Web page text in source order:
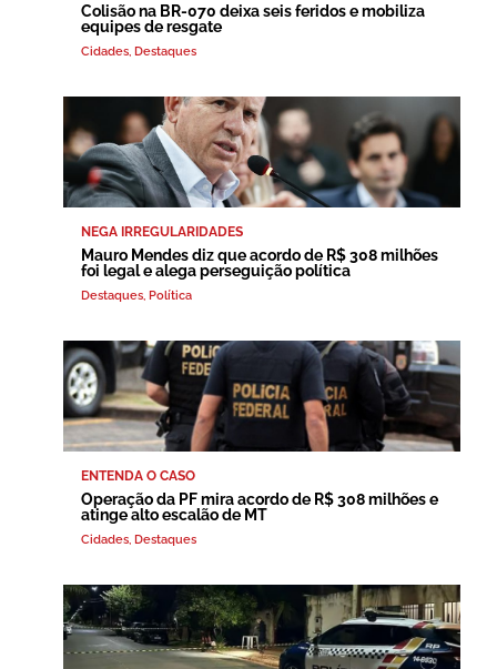
Colisão na BR-070 deixa seis feridos e mobiliza
equipes de resgate
Cidades Destaques
NEGA IRREGULARIDADES
Mauro Mendes diz que acordo de R$ 308 milhões
foi legal e alega perseguição política
Destaques Política
ENTENDA O CASO
Operação da PF mira acordo de R$ 308 milhões e
atinge alto escalão de MT
Cidades Destaques